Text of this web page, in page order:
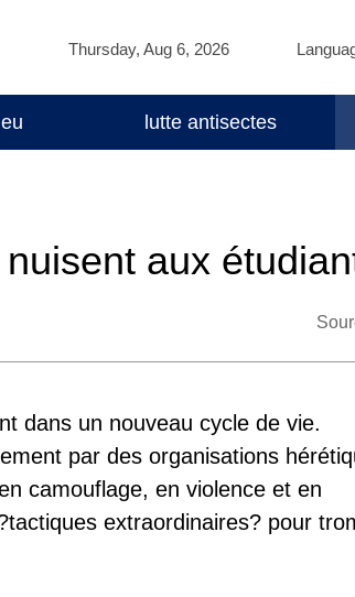
Thursday, Aug 6, 2026
lutte antisectes
aux
dans un nouveau cycle de vie.
par des organisations
camouflage, en violence et en
extraordinaires? pour